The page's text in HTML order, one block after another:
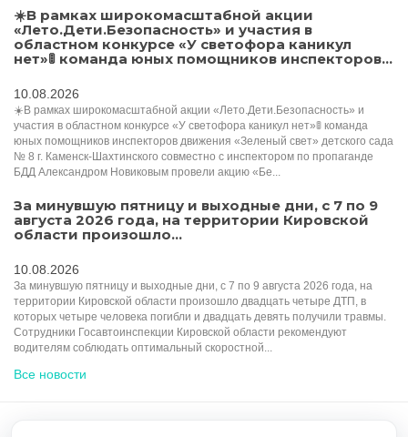
☀️В рамках широкомасштабной акции
«Лето.Дети.Безопасность» и участия в
областном конкурсе «У светофора каникул
нет»🚦 команда юных помощников инспекторов...
10.08.2026
☀️В рамках широкомасштабной акции «Лето.Дети.Безопасность» и
участия в областном конкурсе «У светофора каникул нет»🚦 команда
юных помощников инспекторов движения «Зеленый свет» детского сада
№ 8 г. Каменск-Шахтинского совместно с инспектором по пропаганде
БДД Александром Новиковым провели акцию «Бе...
За минувшую пятницу и выходные дни, с 7 по 9
августа 2026 года, на территории Кировской
области произошло...
10.08.2026
За минувшую пятницу и выходные дни, с 7 по 9 августа 2026 года, на
территории Кировской области произошло двадцать четыре ДТП, в
которых четыре человека погибли и двадцать девять получили травмы.
Сотрудники Госавтоинспекции Кировской области рекомендуют
водителям соблюдать оптимальный скоростной...
Все новости